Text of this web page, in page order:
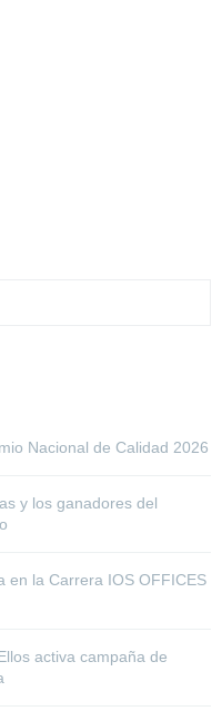
Nacional de Calidad 2026
y los ganadores del
en la Carrera IOS OFFICES
activa campaña de